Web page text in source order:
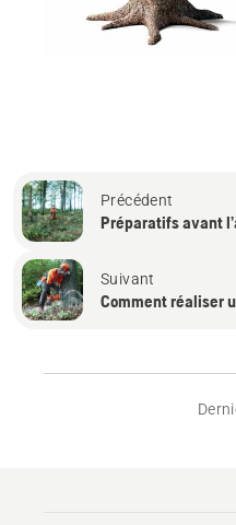
Précédent
Préparatifs avant
Suivant
Comment réaliser